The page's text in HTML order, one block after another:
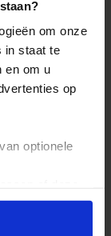
om onze
in staat te
en om u
op
optionele
voor de